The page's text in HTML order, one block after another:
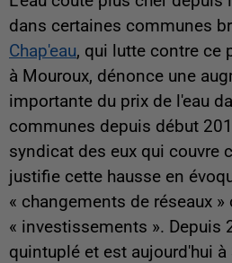
dans certaines communes
Chap'eau, qui lutte contre ce
à Mouroux, dénonce une
importante du prix de l'eau
communes depuis début
syndicat des eux qui couvre
justifie cette hausse en
« changements de réseaux »
« investissements ». Depuis
quintuplé et est aujourd'hui